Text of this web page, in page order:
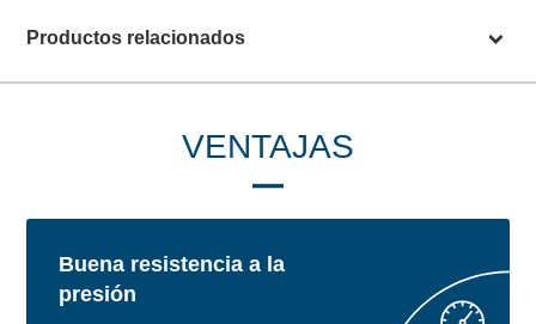
Productos relacionados
VENTAJAS
Buena resistencia a la
presión